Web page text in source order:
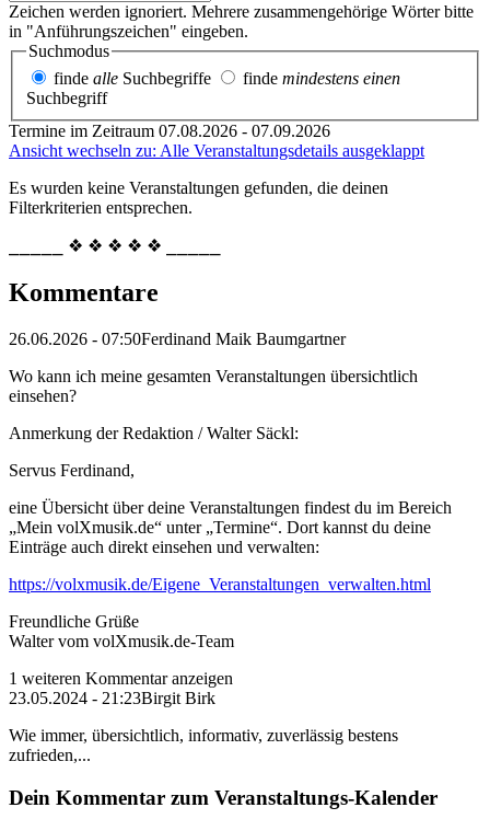
Zeichen werden ignoriert. Mehrere zusammengehörige Wörter bitte
in "Anführungszeichen" eingeben.
Suchmodus
finde alle Suchbegriffe finde mindestens einen
Suchbegriff
Termine im Zeitraum 07.08.2026 - 07.09.2026
Ansicht wechseln zu: Alle Veranstaltungsdetails ausgeklappt
Es wurden keine Veranstaltungen gefunden, die deinen
Filterkriterien entsprechen.
⎯⎯⎯⎯⎯ ❖ ❖ ❖ ❖ ❖ ⎯⎯⎯⎯⎯
Kommentare
26.06.2026 - 07:50Ferdinand Maik Baumgartner
Wo kann ich meine gesamten Veranstaltungen übersichtlich
einsehen?
Anmerkung der Redaktion /Walter Säckl:
Servus Ferdinand,
eine Übersicht über deine Veranstaltungen findest du im Bereich
„Mein volXmusik.de“ unter „Termine“. Dort kannst du deine
Einträge auch direkt einsehen und verwalten:
https://volxmusik.de/Eigene_Veranstaltungen_verwalten.html
Freundliche Grüße
Walter vom volXmusik.de-Team
1 weiteren Kommentar anzeigen
23.05.2024 - 21:23Birgit Birk
Wie immer, übersichtlich, informativ, zuverlässig bestens
zufrieden,...
Dein Kommentar zum Veranstaltungs-Kalender